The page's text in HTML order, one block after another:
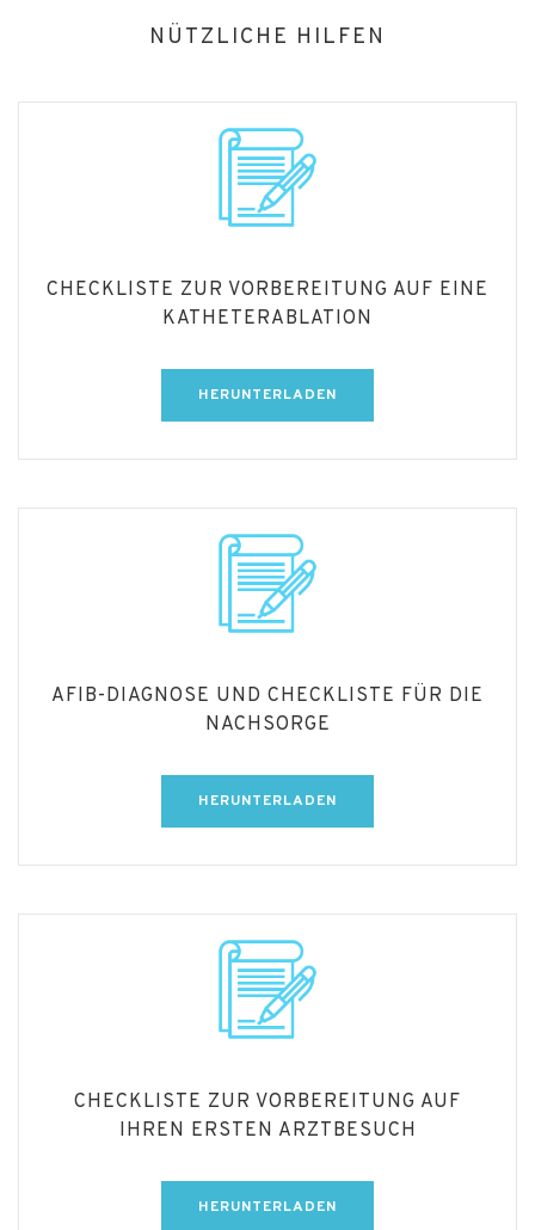
NÜTZLICHE HILFEN
CHECKLISTE ZUR VORBEREITUNG AUF EINE
KATHETERABLATION
HERUNTERLADEN
AFIB-DIAGNOSE UND CHECKLISTE FÜR DIE
NACHSORGE
HERUNTERLADEN
CHECKLISTE ZUR VORBEREITUNG AUF
IHREN ERSTEN ARZTBESUCH
HERUNTERLADEN